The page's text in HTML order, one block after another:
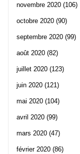
novembre 2020 (106)
octobre 2020 (90)
septembre 2020 (99)
août 2020 (82)
juillet 2020 (123)
juin 2020 (121)
mai 2020 (104)
avril 2020 (99)
mars 2020 (47)
février 2020 (86)